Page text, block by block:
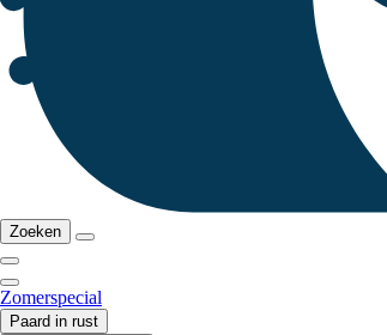
Zoeken
Zomerspecial
Paard in rust